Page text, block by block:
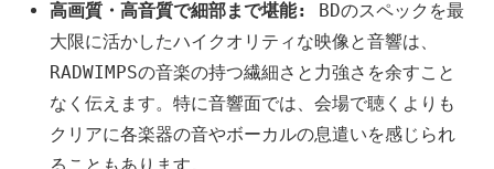
高画質・高音質で細部まで堪能:
BDのスペックを最
大限に活かしたハイクオリティな映像と音響は、
RADWIMPSの音楽の持つ繊細さと力強さを余すこと
なく伝えます。特に音響面では、会場で聴くよりも
クリアに各楽器の音やボーカルの息遣いを感じられ
ることもあります。